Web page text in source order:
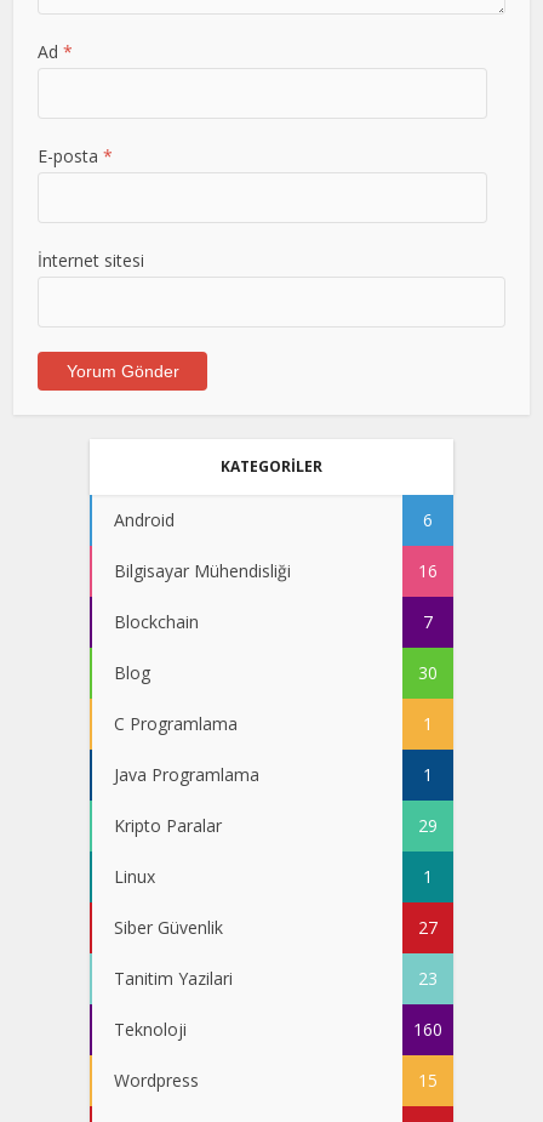
Ad*
E-posta*
İnternet sitesi
KATEGORİLER
Android 6
Bilgisayar Mühendisliği 16
Blockchain 7
Blog 30
C Programlama 1
Java Programlama 1
Kripto Paralar 29
Linux 1
Siber Güvenlik 27
Tanitim Yazilari 23
Teknoloji 160
Wordpress 15